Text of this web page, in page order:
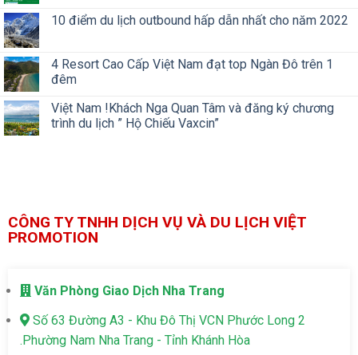
10 điểm du lịch outbound hấp dẫn nhất cho năm 2022
4 Resort Cao Cấp Việt Nam đạt top Ngàn Đô trên 1
đêm
Việt Nam !Khách Nga Quan Tâm và đăng ký chương
trình du lịch ” Hộ Chiếu Vaxcin”
CÔNG TY TNHH DỊCH VỤ VÀ DU LỊCH VIỆT
PROMOTION
Văn Phòng Giao Dịch Nha Trang
Số 63 Đường A3 - Khu Đô Thị VCN Phước Long 2
.Phường Nam Nha Trang - Tỉnh Khánh Hòa